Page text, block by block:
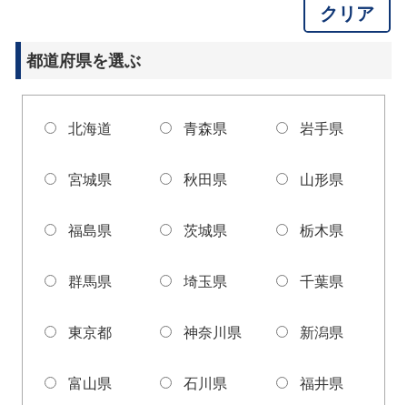
クリア
都道府県を選ぶ
北海道 青森県 岩手県
宮城県 秋田県 山形県
福島県 茨城県 栃木県
群馬県 埼玉県 千葉県
東京都 神奈川県 新潟県
富山県 石川県 福井県